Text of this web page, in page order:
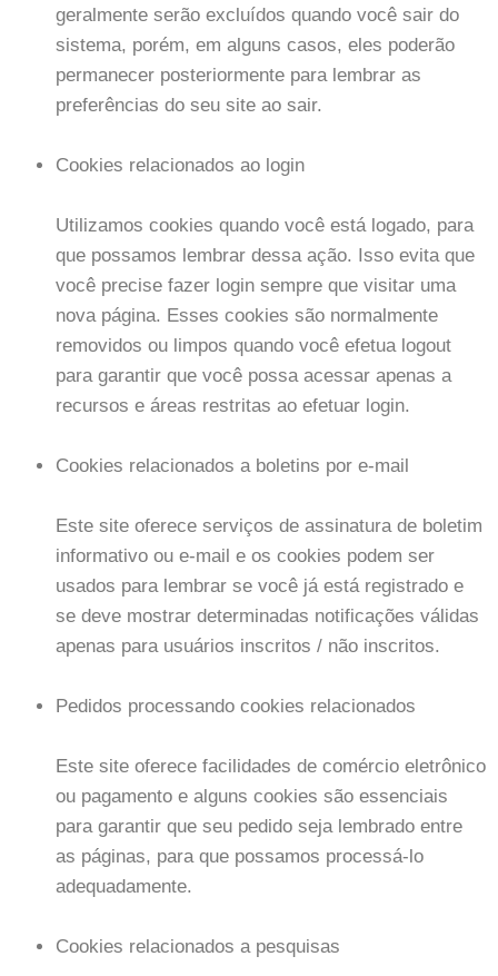
geralmente serão excluídos quando você sair do
sistema, porém, em alguns casos, eles poderão
permanecer posteriormente para lembrar as
preferências do seu site ao sair.
Cookies relacionados ao login
Utilizamos cookies quando você está logado, para
que possamos lembrar dessa ação. Isso evita que
você precise fazer login sempre que visitar uma
nova página. Esses cookies são normalmente
removidos ou limpos quando você efetua logout
para garantir que você possa acessar apenas a
recursos e áreas restritas ao efetuar login.
Cookies relacionados a boletins por e-mail
Este site oferece serviços de assinatura de boletim
informativo ou e-mail e os cookies podem ser
usados ​​para lembrar se você já está registrado e
se deve mostrar determinadas notificações válidas
apenas para usuários inscritos / não inscritos.
Pedidos processando cookies relacionados
Este site oferece facilidades de comércio eletrônico
ou pagamento e alguns cookies são essenciais
para garantir que seu pedido seja lembrado entre
as páginas, para que possamos processá-lo
adequadamente.
Cookies relacionados a pesquisas